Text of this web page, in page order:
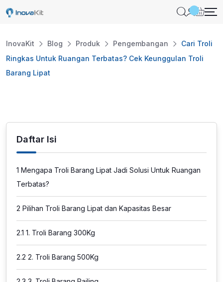
Skip
InovaKit Blog Produk Pengembangan
Cari Troli
Ringkas Untuk Ruangan Terbatas? Cek Keunggulan Troli
Barang Lipat
Daftar Isi
1 Mengapa Troli Barang Lipat Jadi Solusi Untuk Ruangan
Terbatas?
2 Pilihan Troli Barang Lipat dan Kapasitas Besar
2.1 1. Troli Barang 300Kg
2.2 2. Troli Barang 500Kg